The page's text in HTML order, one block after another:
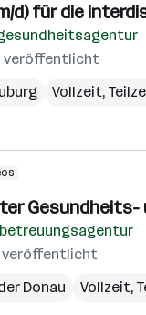
d) für die
veröffentlicht
Vollzeit,
Gesundheits-
veröffentlicht
Donau
Vollzeit,